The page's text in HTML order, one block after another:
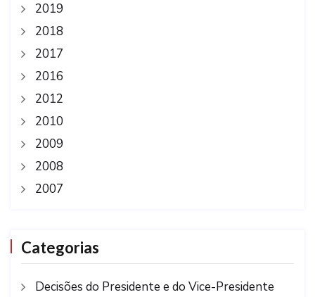
2019
2018
2017
2016
2012
2010
2009
2008
2007
Categorias
Decisões do Presidente e do Vice-Presidente